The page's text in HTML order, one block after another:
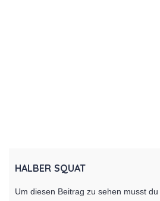
HALBER SQUAT
Um diesen Beitrag zu sehen musst